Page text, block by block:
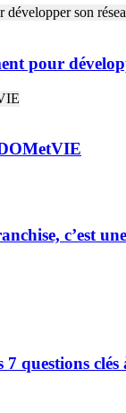
pour
c’est
questions